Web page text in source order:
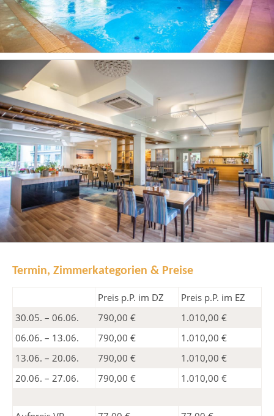
Termin, Zimmerkategorien & Preise
Preis p.P. im DZ
Preis p.P. im EZ
30.05. – 06.06.
790,00 €
1.010,00 €
06.06. – 13.06.
790,00 €
1.010,00 €
13.06. – 20.06.
790,00 €
1.010,00 €
20.06. – 27.06.
790,00 € 1.010,00 €